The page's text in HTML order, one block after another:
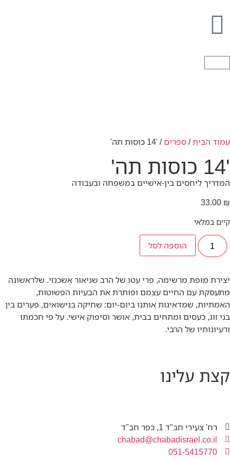
עמוד הבית/ספרים/ '14 כוסות תה'
'14 כוסות תה'
המדריך ליחסים בין-אישיים במשפחה ובעבודה
33.00 ₪
קיים במלאי
הוספה לסל
יצירת מופת מרשימה, פרי עטו של הרב שניאור אשכנזי. שלראשונה
מתעסקת עם החיים עצמם ופותרת את הבעיות הפשוטות,
האמתיות, שמדאיגות אותנו ביום-יום: שחיקה בנישואים, פערים בין
בני זוג, כעסים ומתחים בבית, אושר וסיפוק אישי. על פי חכמתו
ורעיונותיו של הרבי.
קצת עלינו
רח' צעירי חב"ד 1, כפר חב"ד
chabad@chabadisrael.co.il
051-5415770